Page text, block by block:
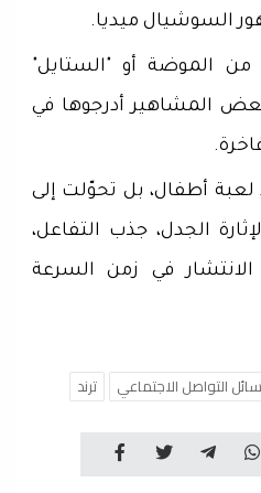
السوشيال ميديا.
الموضة أو "الستايل"
المشاهير أدرجوها في
لعبة أطفال، بل تحوّلت إلى
الجدل، جذب التفاعل،
في زمن السرعة
التواصل الاجتماعي ترند